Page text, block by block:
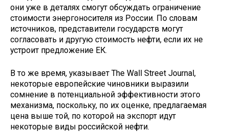
они уже в деталях смогут обсуждать ограничение
стоимости энергоносителя из России. По словам
источников, представители государств могут
согласовать и другую стоимость нефти, если их не
устроит предложение ЕК.
В то же время, указывает The Wall Street Journal,
некоторые европейские чиновники выразили
сомнение в потенциальной эффективности этого
механизма, поскольку, по их оценке, предлагаемая
цена выше той, по которой на экспорт идут
некоторые виды российской нефти.